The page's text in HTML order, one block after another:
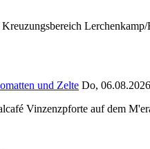
und Zelte Do,
Vinzenzpforte auf dem